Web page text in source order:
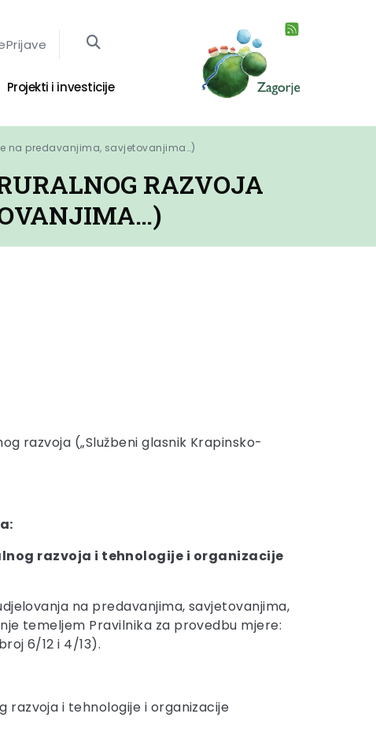
Projekti i investicije
na predavanjima, savjetovanjima…)
RAZVOJA
razvoja („Službeni glasnik Krapinsko-
razvoja i tehnologije i organizacije
na predavanjima, savjetovanjima,
temeljem Pravilnika za provedbu mjere:
6/12 i 4/13).
razvoja i tehnologije i organizacije